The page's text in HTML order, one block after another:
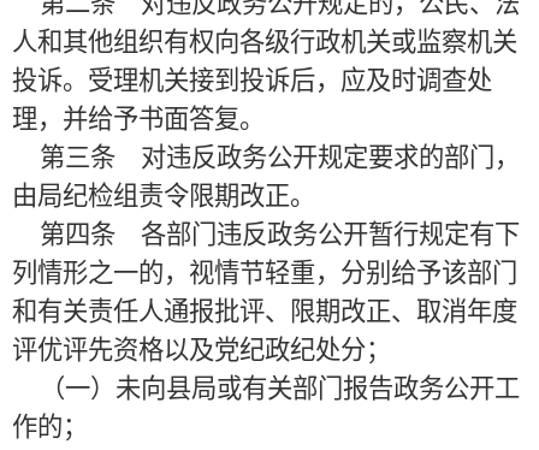
人和其他组织有权向各级行政机关或监察机关
投诉。受理机关接到投诉后，应及时调查处
理，并给予书面答复。
第三条 对违反政务公开规定要求的部门，
由局纪检组责令限期改正。
第四条 各部门违反政务公开暂行规定有下
列情形之一的，视情节轻重，分别给予该部门
和有关责任人通报批评、限期改正、取消年度
评优评先资格以及党纪政纪处分；
（一）未向县局或有关部门报告政务公开工
作的；